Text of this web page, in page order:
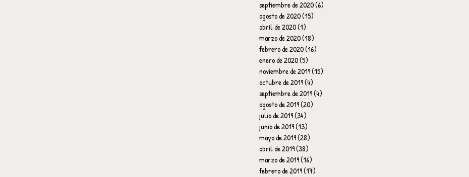
septiembre de 2020(6)
agosto de 2020(15)
abril de 2020(1)
marzo de 2020(18)
febrero de 2020(16)
enero de 2020(5)
noviembre de 2019(15)
octubre de 2019(4)
septiembre de 2019(4)
agosto de 2019(20)
julio de 2019(34)
junio de 2019(13)
mayo de 2019(28)
abril de 2019(38)
marzo de 2019(16)
febrero de 2019(17)